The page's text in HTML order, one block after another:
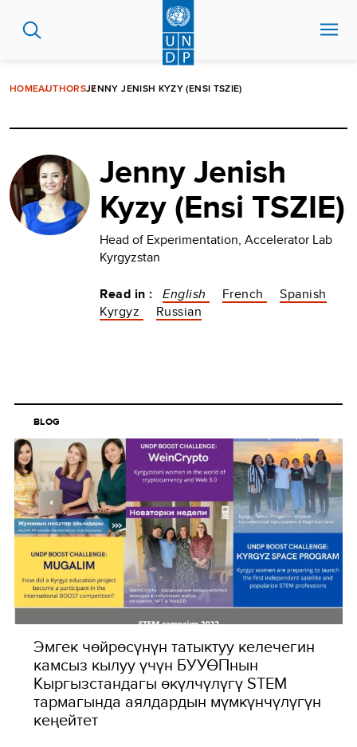
HOMEAUTHORSJENNY JENISH KYZY (ENSI TSZIE)
Jenny Jenish
Kyzy (Ensi TSZIE)
Head of Experimentation, Accelerator Lab
Kyrgyzstan
Read in : English French
Spanish
Kyrgyz
Russian
BLOG
Эмгек чөйрөсүнүн татыктуу келечегин
камсыз кылуу үчүн БУУӨПнын
Кыргызстандагы өкүлчүлүгү STEM
тармагында аялдардын мүмкүнчүлүгүн
кеңейтет